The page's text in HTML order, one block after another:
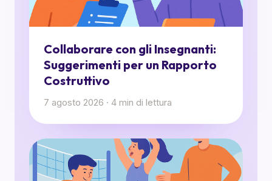
Collaborare con gli Insegnanti:
Suggerimenti per un Rapporto
Costruttivo
7 agosto 2026 · 4 min di lettura